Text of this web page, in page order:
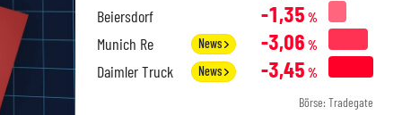
Beiersdorf -1,35 %
Munich Re News -3,06 %
Daimler Truck News -3,45 %
Börse: Tradegate